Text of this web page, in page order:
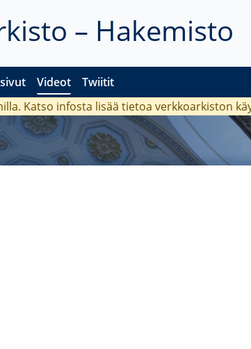
– Hakemisto
Videot Twiitit
Katso infosta lisää tietoa verkkoarkiston